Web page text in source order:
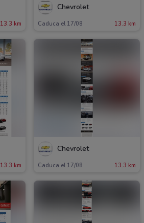
13.3 km
Chevrolet
Caduca el 17/08 13.3 km
13.3 km
Chevrolet
Caduca el 17/08 13.3 km